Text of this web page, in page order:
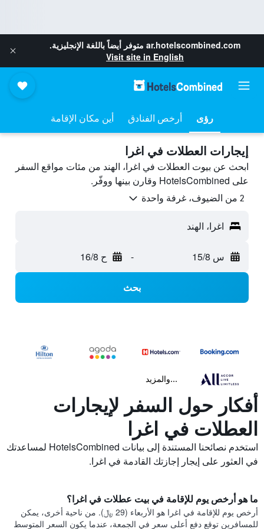
ar.hotelscombined.com متوفر أيضاً باللغة الإنجليزية.
Visit site in English
رؤى أرخص الفنادق أين مكان الإقامة
إيجارات العطلات في اغرا
ابحث عن بيوت العطلات في اغرا، الهند من مئات مواقع السفر
على HotelsCombined وقارن بينها ووفّر.
2 من الضيوف، غرفة واحدة
اغرا، الهند
س 15/8 - ح 16/8
بحث
...والمزيد
أفكار حول السفر لإيجارات
العطلات في اغرا
استخدم نصائحنا المستندة إلى بيانات HotelsCombined لمساعدتك
في العثور على إيجار إجازتك القادمة في اغرا.
ما هو أرخص يوم للإقامة في بيت عطلات في اغرا؟
أرخص يوم للإقامة في اغرا هو الأربعاء (29 ﷼). من ناحية أخرى، يمكن
للمسافرين توقع دفع أعلى سعر في الجمعة، عندما يكون السعر المتوسط